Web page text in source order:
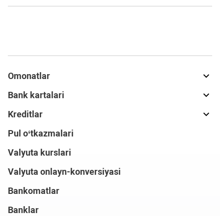
Omonatlar
Bank kartalari
Kreditlar
Pul o‘tkazmalari
Valyuta kurslari
Valyuta onlayn-konversiyasi
Bankomatlar
Banklar